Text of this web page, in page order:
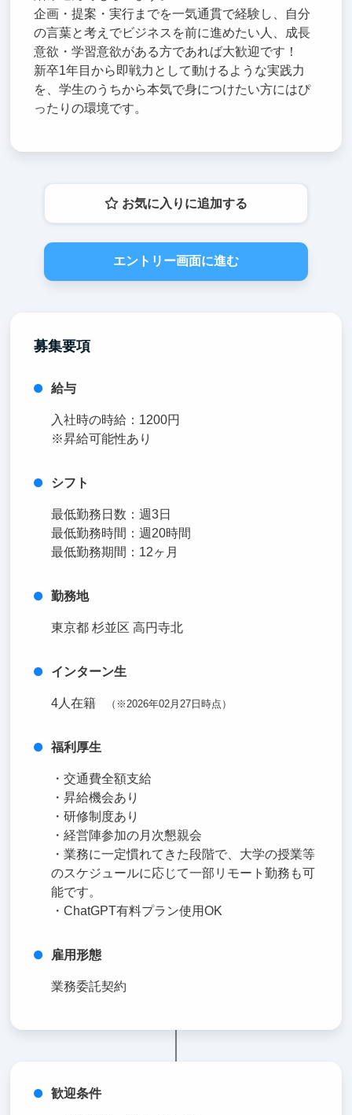
企画・提案・実行までを一気通貫で経験し、自分
の言葉と考えでビジネスを前に進めたい人、成長
意欲・学習意欲がある方であれば大歓迎です！
新卒1年目から即戦力として動けるような実践力
を、学生のうちから本気で身につけたい方にはぴ
ったりの環境です。
お気に入りに追加する
エントリー画面に進む
募集要項
給与
入社時の時給：1200円
※昇給可能性あり
シフト
最低勤務日数：週3日
最低勤務時間：週20時間
最低勤務期間：12ヶ月
勤務地
東京都 杉並区 高円寺北
インターン生
4人在籍 （※2026年02月27日時点）
福利厚生
・交通費全額支給
・昇給機会あり
・研修制度あり
・経営陣参加の月次懇親会
・業務に一定慣れてきた段階で、大学の授業等
のスケジュールに応じて一部リモート勤務も可
能です。
・ChatGPT有料プラン使用OK
雇用形態
業務委託契約
歓迎条件